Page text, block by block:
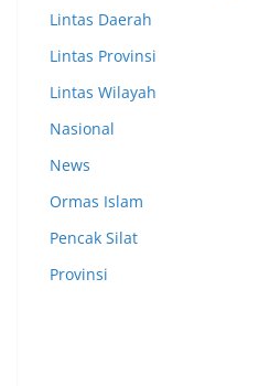
Lintas Daerah
Lintas Provinsi
Lintas Wilayah
Nasional
News
Ormas Islam
Pencak Silat
Provinsi